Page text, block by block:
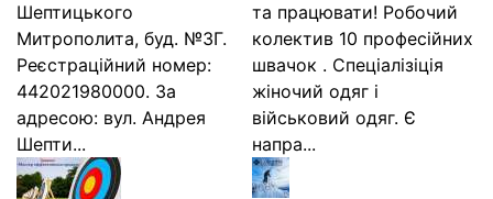
Шептицького
Митрополита, буд. №3Г.
Реєстраційний номер:
442021980000. За
адресою: вул. Андрея
Шепти...
та працювати! Робочий
колектив 10 професійних
швачок . Спеціалізіція
жіночий одяг і
військовий одяг. Є
напра...